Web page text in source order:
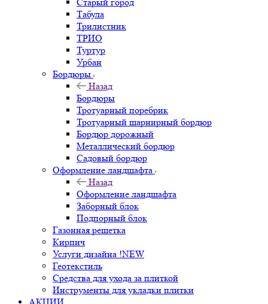
Табула
Трилистник
ТРИО
Туртур
Урбан
Бордюры
Назад
Бордюры
Тротуарный поребрик
Тротуарный шарнирный бордюр
Бордюр дорожный
Металлический бордюр
Садовый бордюр
Оформление ландшафта
Назад
Оформление ландшафта
Заборный блок
Подпорный блок
Газонная решетка
Кирпич
Услуги дизайна !NEW
Геотекстиль
Средства для ухода за плиткой
Инструменты для укладки плитки